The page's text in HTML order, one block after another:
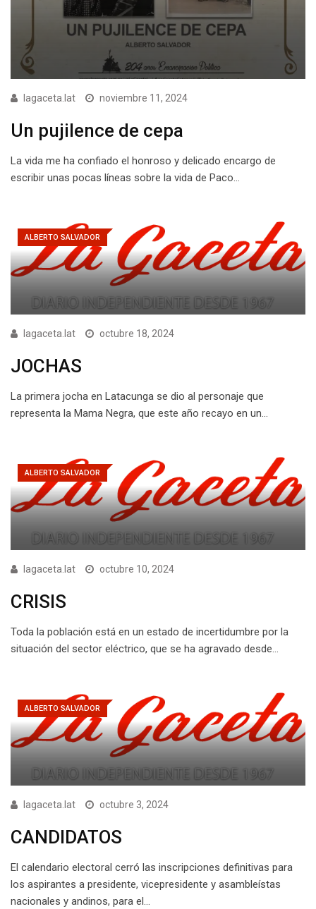
lagaceta.lat noviembre 11, 2024
Un pujilence de cepa
La vida me ha confiado el honroso y delicado encargo de
escribir unas pocas líneas sobre la vida de Paco…
ALBERTO SALVADOR
lagaceta.lat octubre 18, 2024
JOCHAS
La primera jocha en Latacunga se dio al personaje que
representa la Mama Negra, que este año recayo en un…
ALBERTO SALVADOR
lagaceta.lat octubre 10, 2024
CRISIS
Toda la población está en un estado de incertidumbre por la
situación del sector eléctrico, que se ha agravado desde…
ALBERTO SALVADOR
lagaceta.lat octubre 3, 2024
CANDIDATOS
El calendario electoral cerró las inscripciones definitivas para
los aspirantes a presidente, vicepresidente y asambleístas
nacionales y andinos, para el…